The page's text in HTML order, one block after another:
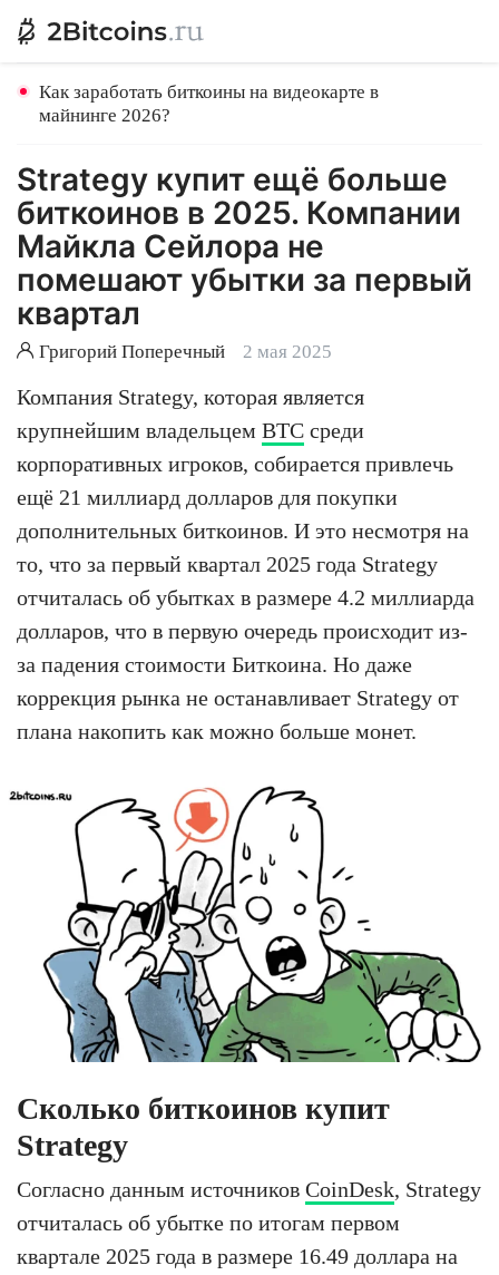
Как заработать биткоины на видеокарте в
майнинге 2026?
Strategy купит ещё больше
биткоинов в 2025. Компании
Майкла Сейлора не
помешают убытки за первый
квартал
Григорий Поперечный 2 мая 2025
Компания Strategy, которая является
крупнейшим владельцем BTC среди
корпоративных игроков, собирается привлечь
ещё 21 миллиард долларов для покупки
дополнительных биткоинов. И это несмотря на
то, что за первый квартал 2025 года Strategy
отчиталась об убытках в размере 4.2 миллиарда
долларов, что в первую очередь происходит из-
за падения стоимости Биткоина. Но даже
коррекция рынка не останавливает Strategy от
плана накопить как можно больше монет.
Сколько биткоинов купит
Strategy
Согласно данным источников CoinDesk, Strategy
отчиталась об убытке по итогам первом
квартале 2025 года в размере 16.49 доллара на